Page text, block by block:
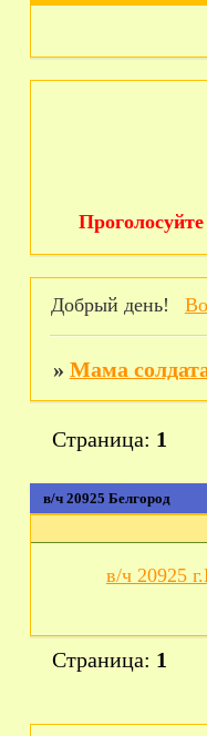
Добрый день!
» Мама
в/ч 20925 Белгород
Страница: 1
в/ч 20925
Страница: 1